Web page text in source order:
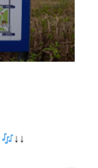
↓↓